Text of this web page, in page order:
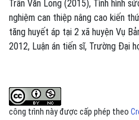
Trần Văn Long (2015), Tình hình
nghiệm can thiệp nâng cao kiến
tăng huyết áp tại 2 xã huyện Vụ
2012, Luận án tiến sĩ, Trường Đại
công trình này được cấp phép theo